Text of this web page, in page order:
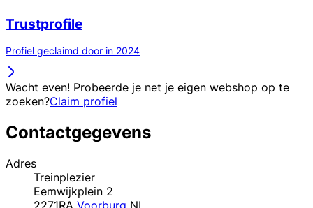
Trustprofile
Profiel geclaimd door in 2024
Wacht even! Probeerde je net je eigen webshop op te
zoeken?Claim profiel
Contactgegevens
Adres
Treinplezier
Eemwijkplein 2